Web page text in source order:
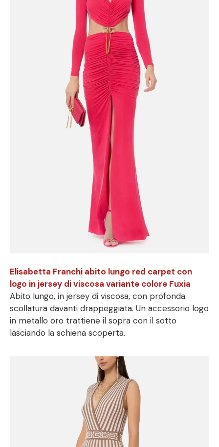
Elisabetta Franchi abito lungo red carpet con
logo in jersey di viscosa variante colore Fuxia
Abito lungo, in jersey di viscosa, con profonda
scollatura davanti drappeggiata. Un accessorio logo
in metallo oro trattiene il sopra con il sotto
lasciando la schiena scoperta.